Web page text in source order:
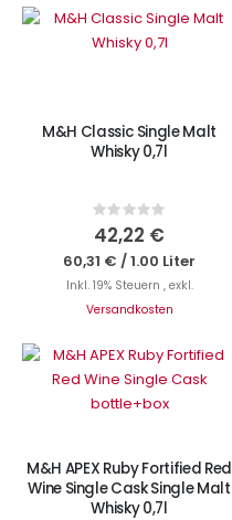
IN DEN WARENKORB
M&H Classic Single Malt
Whisky 0,7l
Rating:
0%
42,22 €
60,31 € /1.00 Liter
Inkl. 19% Steuern , exkl.
Versandkosten
IN DEN WARENKORB
M&H APEX Ruby Fortified Red
Wine Single Cask Single Malt
Whisky 0,7l